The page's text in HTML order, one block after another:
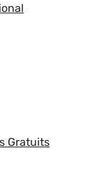
Gratuits